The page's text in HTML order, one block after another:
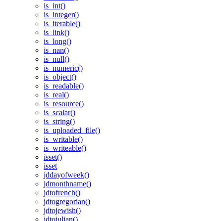
is_int()
is_integer()
is_iterable()
is_link()
is_long()
is_nan()
is_null()
is_numeric()
is_object()
is_readable()
is_real()
is_resource()
is_scalar()
is_string()
is_uploaded_file()
is_writable()
is_writeable()
isset()
isset
jddayofweek()
jdmonthname()
jdtofrench()
jdtogregorian()
jdtojewish()
jdtojulian()